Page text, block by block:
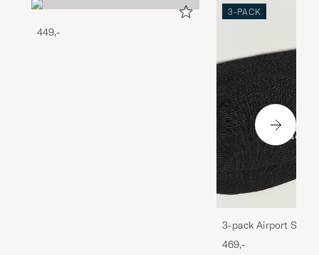
449,-
3-PACK
3-pack Airport
Melange
469,-